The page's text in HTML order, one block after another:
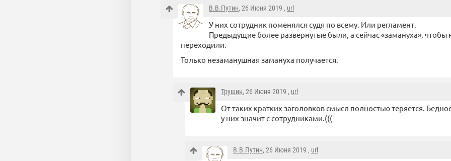
В.В.Путин, 26 Июня 2019 , url
У них сотрудник поменялся судя по всему. Или регламент.
Предыдущие более развернутые были, а сейчас «замануха», чтобы
переходили.
Только незаманушная замануха получается.
Трушин, 26 Июня 2019 , url
От таких кратких заголовков смысл полностью теряется.
у них значит с сотрудниками.(((
В.В.Путин, 26 Июня 2019 , url